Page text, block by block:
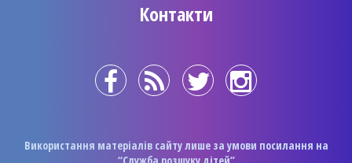
Контакти
Використання матеріалів сайту лише за умови посилання на
“Служба розшуку дітей”